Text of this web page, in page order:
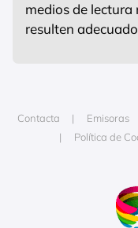
medios de lectura
resulten
Contacta Emisoras
Política de